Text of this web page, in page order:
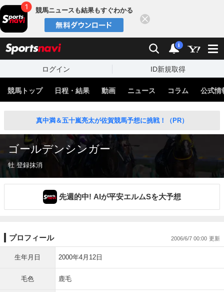
競馬ニュースも結果もすぐわかる
検索 通知
i
ログイン ID新規取得
競馬トップ 日程・結果 動画 ニュース コラム 公式情
真中満＆五十嵐亮太が佐賀競馬予想に挑戦！（PR）
ゴールデンシンガー
牡 登録抹消
先週的中! AIが平安エルムSを大予想
プロフィール 2006/6/7 00:00
生年月日 2000年4月12日
毛色 鹿毛